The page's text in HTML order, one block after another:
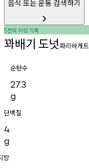
음식 또는 운동 검색하기
5천회 이상기록
꽈배기 도넛파리바게트
순탄수
27.3
g
단백질
4
g
방